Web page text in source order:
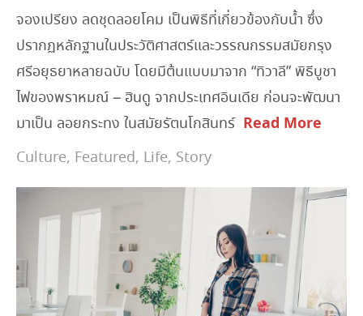
จองเปรียง ลดชุดลอยโคม เป็นพิธีที่เกี่ยวข้องกับน้ำ ซึ่ง
ปรากฏหลักฐานในประวัติศาสตร์และวรรณกรรมสมัยกรุง
ศรีอยุธยาหลายฉบับ โดยมีต้นแบบมาจาก “ทิวาลี” พิธีบูชา
ไฟของพราหมณ์ – ฮินดู จากประเทศอินเดีย ก่อนจะพัฒนา
มาเป็น ลอยกระทง ในสมัยรัตนโกสินทร์ Read More
Culture, Featured, Life, Story